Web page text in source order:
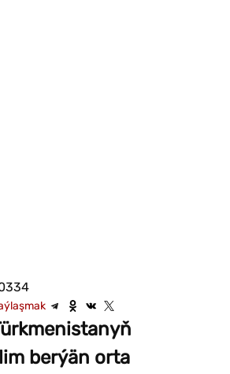
berýän orta